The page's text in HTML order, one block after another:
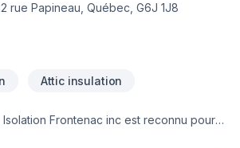
rue Papineau, Québec, G6J 1J8
Attic insulation
Frontenac inc est reconnu pour